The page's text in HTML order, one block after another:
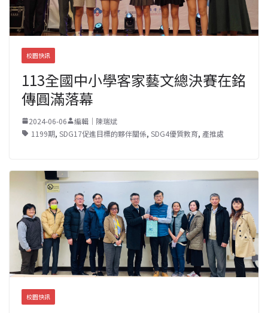
校園快訊
113全國中小學客家藝文總決賽在銘
傳圓滿落幕
2024-06-06
編輯｜陳瑞斌
1199期, SDG17促進目標的夥伴關係, SDG4優質教育, 產推處
校園快訊